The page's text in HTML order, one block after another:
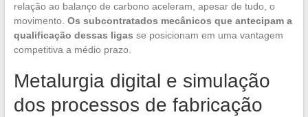
relação ao balanço de carbono aceleram, apesar de tudo, o
movimento. Os subcontratados mecânicos que antecipam a
qualificação dessas ligas se posicionam em uma vantagem
competitiva a médio prazo.
Metalurgia digital e simulação
dos processos de fabricação